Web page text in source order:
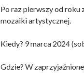
Po raz pierwszy od roku
mozaiki artystycznej.
Kiedy? 9 marca 2024
Gdzie? W